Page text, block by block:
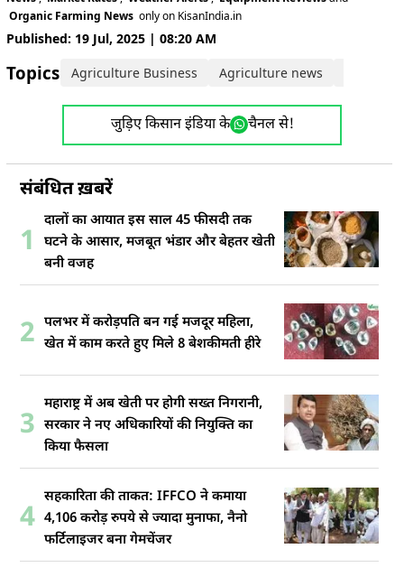
Organic Farming News only on KisanIndia.in
Published: 19 Jul, 2025 | 08:20 AM
Topics: Agriculture Business Agriculture news
जुड़िए किसान इंडिया के चैनल से!
संबंधित ख़बरें
1
दालों का आयात इस साल 45 फीसदी तक
घटने के आसार, मजबूत भंडार और बेहतर खेती
बनी वजह
2 पलभर में करोड़पति बन गई मजदूर महिला,
खेत में काम करते हुए मिले 8 बेशकीमती हीरे
3
महाराष्ट्र में अब खेती पर होगी सख्त निगरानी,
सरकार ने नए अधिकारियों की नियुक्ति का
किया फैसला
4
सहकारिता की ताकत: IFFCO ने कमाया
4,106 करोड़ रुपये से ज्यादा मुनाफा, नैनो
फर्टिलाइजर बना गेमचेंजर